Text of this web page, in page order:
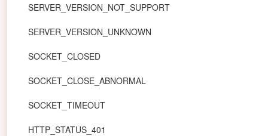
SERVER_VERSION_NOT_SUPPORT
SERVER_VERSION_UNKNOWN
SOCKET_CLOSED
SOCKET_CLOSE_ABNORMAL
SOCKET_TIMEOUT
HTTP_STATUS_401